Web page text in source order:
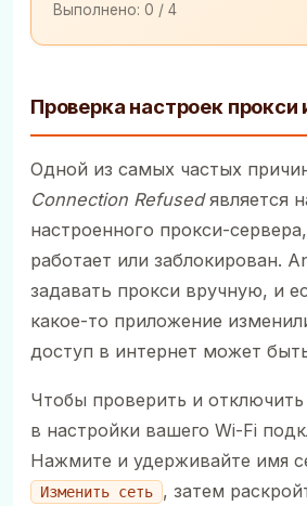
Выполнено: 0 / 4
Проверка настроек прокси
Одной из самых частых
Connection Refusedявляется
настроенного прокси-
работает или заблокирован.
задавать прокси вручную, и
какое-то приложение
доступ в интернет может
Чтобы проверить и
в настройки вашего Wi-Fi
Нажмите и удерживайте имя
Изменить сеть , затем